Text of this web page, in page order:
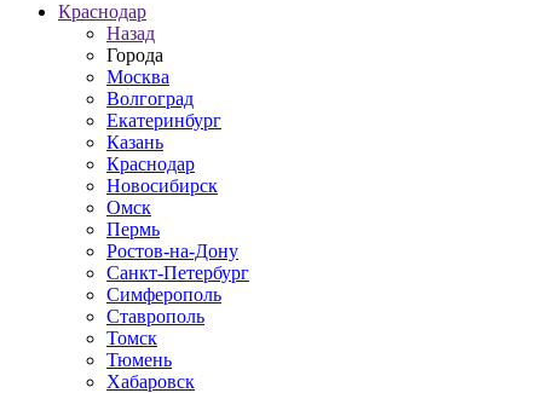
Краснодар
Назад
Города
Москва
Волгоград
Екатеринбург
Казань
Краснодар
Новосибирск
Омск
Пермь
Ростов-на-Дону
Санкт-Петербург
Симферополь
Ставрополь
Томск
Тюмень
Хабаровск